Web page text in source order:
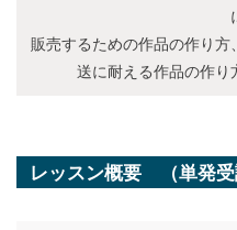
販売するための作品の作り
送に耐える作品の作り
レッスン概要 （単発受